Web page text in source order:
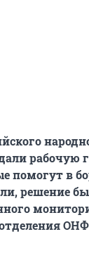
рабочую
помогут в
решение